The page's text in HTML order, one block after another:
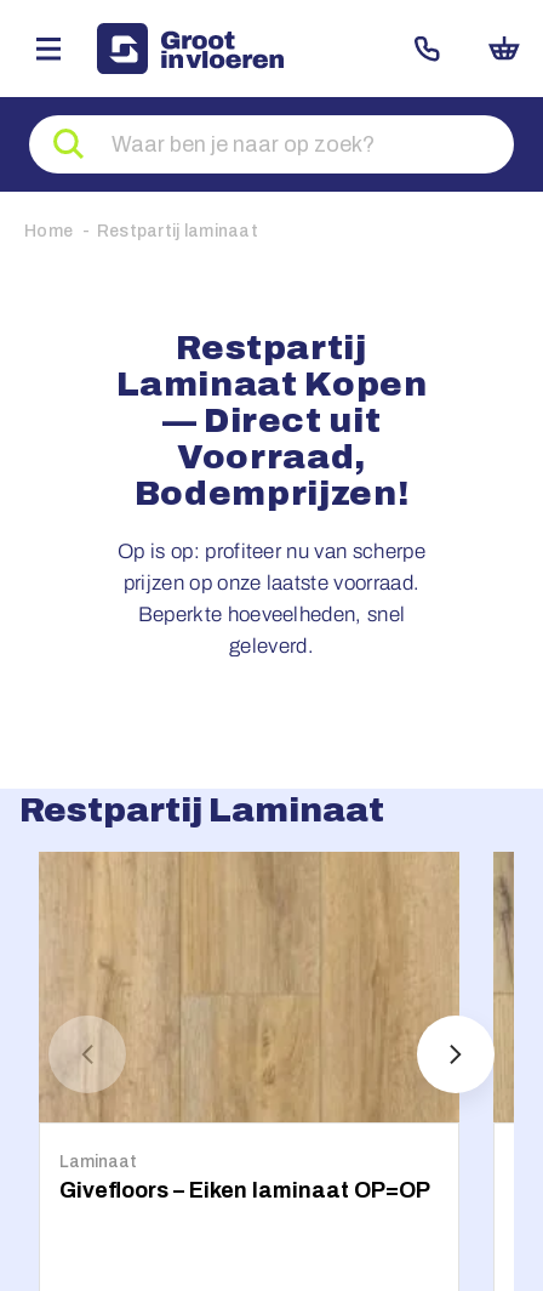
Zoeken
naar
producten
Home Restpartij laminaat
Restpartij
Laminaat Kopen
— Direct uit
Voorraad,
Bodemprijzen!
Op is op: profiteer nu van scherpe
prijzen op onze laatste voorraad.
Beperkte hoeveelheden, snel
geleverd.
Restpartij Laminaat
Laminaat
Givefloors – Eiken laminaat OP=OP